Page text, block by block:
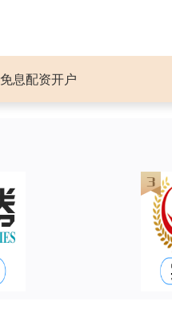
免息配资开户